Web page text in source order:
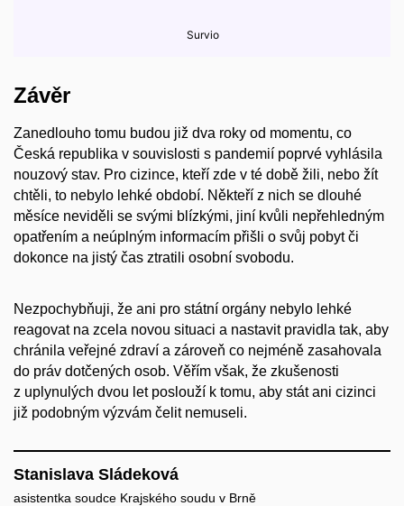
Závěr
Zanedlouho tomu budou již dva roky od momentu, co
Česká republika v souvislosti s pandemií poprvé vyhlásila
nouzový stav. Pro cizince, kteří zde v té době žili, nebo žít
chtěli, to nebylo lehké období. Někteří z nich se dlouhé
měsíce neviděli se svými blízkými, jiní kvůli nepřehledným
opatřením a neúplným informacím přišli o svůj pobyt či
dokonce na jistý čas ztratili osobní svobodu.
Nezpochybňuji, že ani pro státní orgány nebylo lehké
reagovat na zcela novou situaci a nastavit pravidla tak, aby
chránila veřejné zdraví a zároveň co nejméně zasahovala
do práv dotčených osob. Věřím však, že zkušenosti
z uplynulých dvou let poslouží k tomu, aby stát ani cizinci
již podobným výzvám čelit nemuseli.
Stanislava Sládeková
asistentka soudce Krajského soudu v Brně